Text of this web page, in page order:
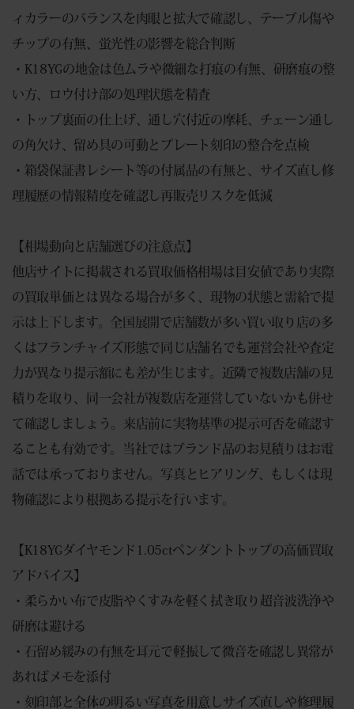
ィカラーのバランスを肉眼と拡大で確認し、テーブル傷や
チップの有無、蛍光性の影響を総合判断
・K18YGの地金は色ムラや微細な打痕の有無、研磨痕の整
い方、ロウ付け部の処理状態を精査
・トップ裏面の仕上げ、通し穴付近の摩耗、チェーン通し
の角欠け、留め具の可動とプレート刻印の整合を点検
・箱袋保証書レシート等の付属品の有無と、サイズ直し修
理履歴の情報精度を確認し再販売リスクを低減
【相場動向と店舗選びの注意点】
他店サイトに掲載される買取価格相場は目安値であり実際
の買取単価とは異なる場合が多く、現物の状態と需給で提
示は上下します。全国展開で店舗数が多い買い取り店の多
くはフランチャイズ形態で同じ店舗名でも運営会社や査定
力が異なり提示額にも差が生じます。近隣で複数店舗の見
積りを取り、同一会社が複数店を運営していないかも併せ
て確認しましょう。来店前に実物基準の提示可否を確認す
ることも有効です。当社ではブランド品のお見積りはお電
話では承っておりません。写真とヒアリング、もしくは現
物確認により根拠ある提示を行います。
【K18YGダイヤモンド1.05ctペンダントトップの高価買取
アドバイス】
・柔らかい布で皮脂やくすみを軽く拭き取り超音波洗浄や
研磨は避ける
・石留め緩みの有無を耳元で軽振して微音を確認し異常が
あればメモを添付
・刻印部と全体の明るい写真を用意しサイズ直しや修理履